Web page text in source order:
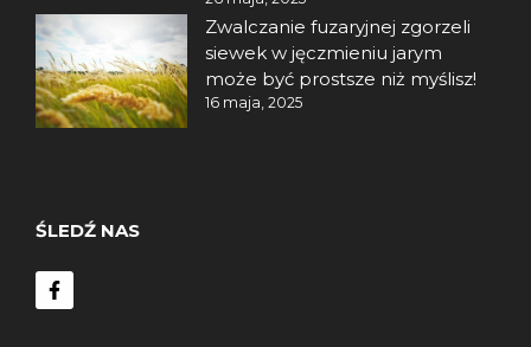
Zwalczanie fuzaryjnej zgorzeli
siewek w jęczmieniu jarym
może być prostsze niż myślisz!
16 maja, 2025
ŚLEDŹ NAS